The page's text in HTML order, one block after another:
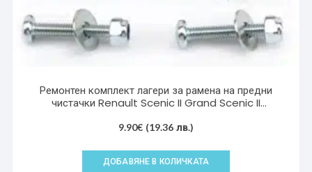
Ремонтен комплект лагери за рамена на предни
чистачки Renault Scenic II Grand Scenic II
9.90€ (19.36 лв.)
ДОБАВЯНЕ В КОЛИЧКАТА